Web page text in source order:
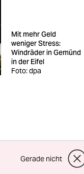
Mit mehr Geld
weniger Stress:
Windräder in Gemünd
in der Eifel
Foto: dpa
Gerade nicht